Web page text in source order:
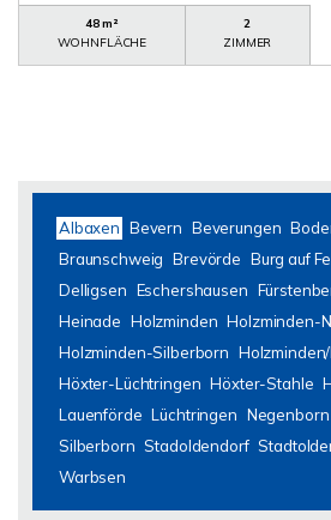
48 m²
WOHNFLÄCHE
2
ZIMMER
Albaxen Bevern Beverungen
Braunschweig Brevörde Burg auf
Delligsen Eschershausen
Heinade Holzminden Holzminden-
Holzminden-Silberborn
Höxter-Lüchtringen Höxter-Stahle
Lauenförde Lüchtringen Negenborn
Silberborn Stadoldendorf
Warbsen